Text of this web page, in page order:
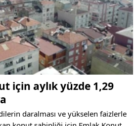
için aylık yüzde 1,29
daralması ve yükselen faizlerle